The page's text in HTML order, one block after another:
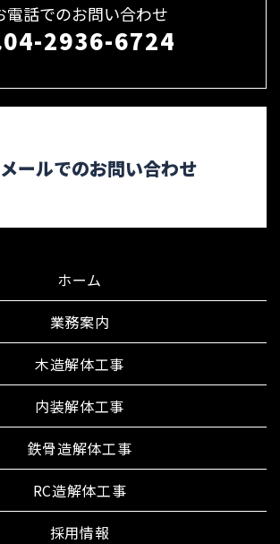
電話でのお問い合わせ
04-2936-6724
メールでのお問い合わせ
ホーム
業務案内
木造解体工事
内装解体工事
鉄骨造解体工事
RC造解体工事
採用情報